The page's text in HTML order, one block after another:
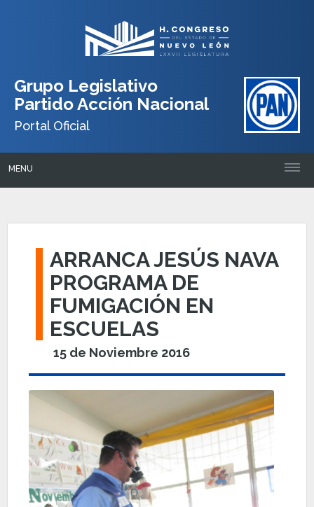
Grupo Legislativo
Partido Acción Nacional
Portal Oficial
MENU
ARRANCA JESÚS NAVA
PROGRAMA DE
FUMIGACIÓN EN
ESCUELAS
15 de Noviembre 2016